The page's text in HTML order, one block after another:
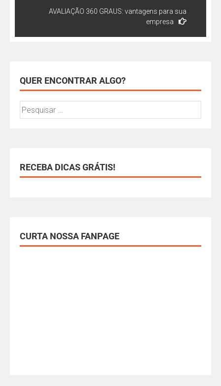
AVALIAÇÃO 360 GRAUS: vantagens para sua
empresa
QUER ENCONTRAR ALGO?
RECEBA DICAS GRÁTIS!
CURTA NOSSA FANPAGE